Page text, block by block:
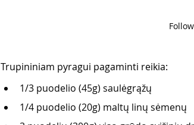
Trupininiam pyragui pagaminti reikia:
1/3 puodelio (45g) saulėgrąžų
1/4 puodelio (20g) maltų linų sėmenų